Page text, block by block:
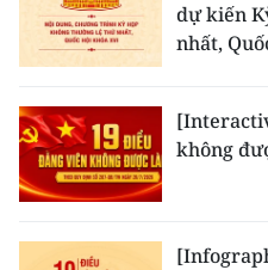
Đồng bằng sông Cửu
Chuyên trang Hà Nội
Chuyên trang TP. Hồ
CHUYÊN ĐỀ
CÁC CHUYÊN TRANG
dự kiến
nhất,
không